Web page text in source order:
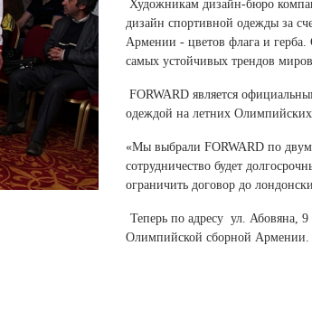
пуховики
и пуховики
уборы
пуховики
край (5)
(1)
МО (14)
Саратовская
Свердловская
Северная
Смоленская
Художникам дизайн-бюро
дизайн спортивной одежды за
Армении - цветов флага и
самых устойчивых трендов
FORWARD является
одеждой на летних
«Мы выбрали FORWARD по
сотрудничество будет
ограничить договор до
Теперь по адресу ул. Абовяна,
Олимпийской сборной Армении.